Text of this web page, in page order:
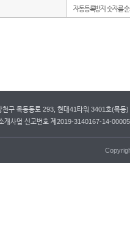
자동등록방지 숫자를
구 목동동로 293, 현대41타워 3401호(목동)
개사업 신고번호 제2019-3140167-14-